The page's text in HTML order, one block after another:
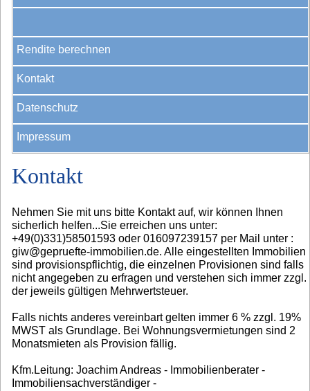
Rendite berechnen
Kontakt
Datenschutz
Impressum
Kontakt
Nehmen Sie mit uns bitte Kontakt auf, wir können Ihnen
sicherlich helfen...Sie erreichen uns unter:
+49(0)331)58501593 oder 016097239157 per Mail unter :
giw@gepruefte-immobilien.de. Alle eingestellten Immobilien
sind provisionspflichtig, die einzelnen Provisionen sind falls
nicht angegeben zu erfragen und verstehen sich immer zzgl.
der jeweils gültigen Mehrwertsteuer.
Falls nichts anderes vereinbart gelten immer 6 % zzgl. 19%
MWST als Grundlage. Bei Wohnungsvermietungen sind 2
Monatsmieten als Provision fällig.
Kfm.Leitung: Joachim Andreas - Immobilienberater -
Immobiliensachverständiger -